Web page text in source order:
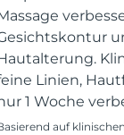
Linien,
1 Woche
auf